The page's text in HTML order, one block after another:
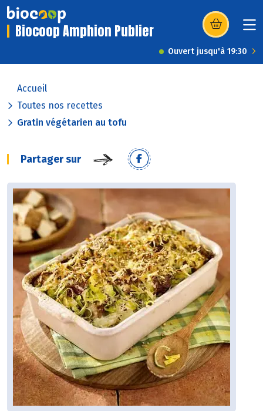
Biocoop Amphion Publier (s’ouvre dans
Ouvert jusqu'à 19:30
Accueil
Toutes nos recettes
Gratin végétarien au tofu
Partager sur